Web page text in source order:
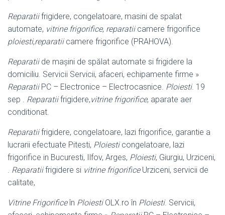
Reparatiifrigidere, congelatoare, masini de spalat
automate, vitrine frigorifice, reparatiicamere frigorifice
ploiesti,reparatiicamere frigorifice (PRAHOVA).
Reparatiide mașini de spălat automate si frigidere la
domiciliu. Servicii Servicii, afaceri, echipamente firme »
ReparatiiPC – Electronice – Electrocasnice. Ploiesti. 19
sep . Reparatiifrigidere,vitrine frigorifice, aparate aer
conditionat.
Reparatiifrigidere, congelatoare, lazi frigorifice, garantie a
lucrarii efectuate Pitesti, Ploiesticongelatoare, lazi
frigorifice in Bucuresti, Ilfov, Arges, Ploiesti, Giurgiu, Urziceni,
. Reparatiifrigidere si vitrine frigorificeUrziceni, servicii de
calitate,
Vitrine Frigorificeîn PloiestiOLX.ro în Ploiesti. Servicii,